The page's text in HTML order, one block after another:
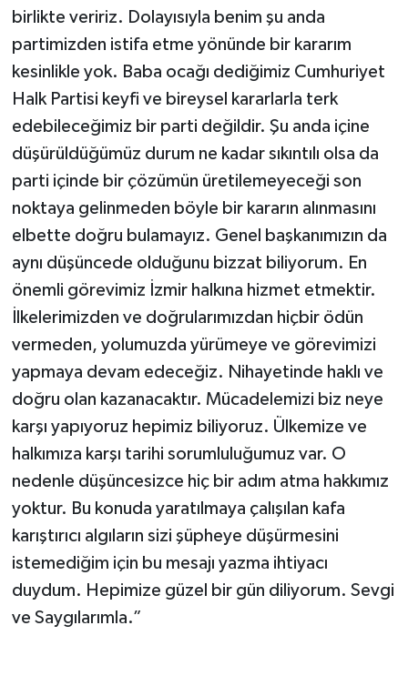
birlikte veririz. Dolayısıyla benim şu anda
partimizden istifa etme yönünde bir kararım
kesinlikle yok. Baba ocağı dediğimiz Cumhuriyet
Halk Partisi keyfi ve bireysel kararlarla terk
edebileceğimiz bir parti değildir. Şu anda içine
düşürüldüğümüz durum ne kadar sıkıntılı olsa da
parti içinde bir çözümün üretilemeyeceği son
noktaya gelinmeden böyle bir kararın alınmasını
elbette doğru bulamayız. Genel başkanımızın da
aynı düşüncede olduğunu bizzat biliyorum. En
önemli görevimiz İzmir halkına hizmet etmektir.
İlkelerimizden ve doğrularımızdan hiçbir ödün
vermeden, yolumuzda yürümeye ve görevimizi
yapmaya devam edeceğiz. Nihayetinde haklı ve
doğru olan kazanacaktır. Mücadelemizi biz neye
karşı yapıyoruz hepimiz biliyoruz. Ülkemize ve
halkımıza karşı tarihi sorumluluğumuz var. O
nedenle düşüncesizce hiç bir adım atma hakkımız
yoktur. Bu konuda yaratılmaya çalışılan kafa
karıştırıcı algıların sizi şüpheye düşürmesini
istemediğim için bu mesajı yazma ihtiyacı
duydum. Hepimize güzel bir gün diliyorum. Sevgi
ve Saygılarımla.”